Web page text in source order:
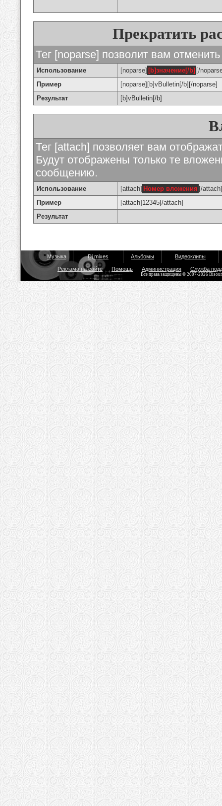
Прекратить
Тег [noparse] позволит вам
Использование [noparse] [b]значение[/b] [/
Пример
[noparse][b]vBulletin[/b][/noparse]
Результат
[b]vBulletin[/b]
Тег [attach] позволяет вам
Будут отображены только те
сообщению.
Использование [attach] Номер вложения [/attach]
Пример
[attach]12345[/attach]
Результат
Музыка Dj mixes Альбомы Видеоклипы
Реклама на сайте Помощь Администрация Служба
Все права защищены © 2007-2026